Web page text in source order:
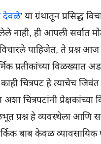
देवळे’ या ग्रंथातून प्रसिद्ध
ही आपली सर्वात
विचारले पाहिजेत, ते
प्रतीकांच्या विळख्यात
काही चित्रपट हे त्याचेच
चित्रपटांनी
प्रश्न हे व्यवस्थेला आणि
बाब केवळ व्यावसायिक